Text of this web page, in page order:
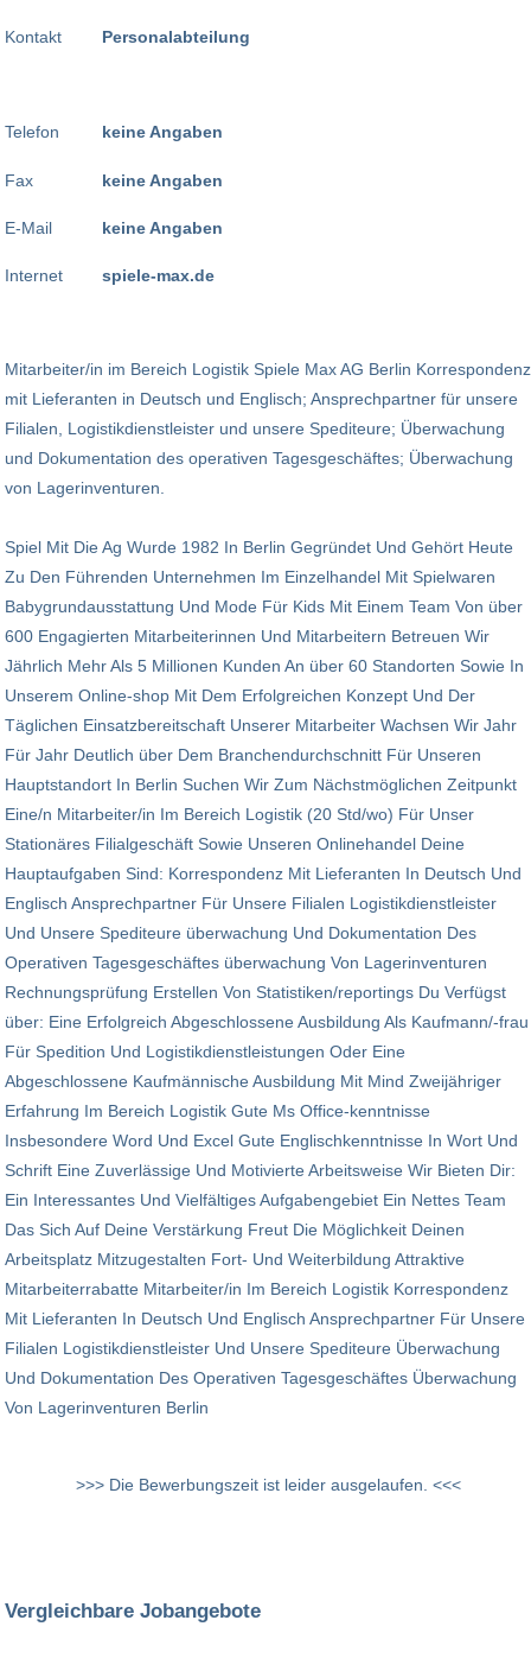
Kontakt
Telefon
Fax
E-Mail
Internet
Personalabteilung
keine Angaben
keine Angaben
keine Angaben
spiele-max.de
Mitarbeiter/in im Bereich Logistik Spiele Max AG Berlin Korrespondenz
mit Lieferanten in Deutsch und Englisch; Ansprechpartner für unsere
Filialen, Logistikdienstleister und unsere Spediteure; Überwachung
und Dokumentation des operativen Tagesgeschäftes; Überwachung
von Lagerinventuren.
Spiel Mit Die Ag Wurde 1982 In Berlin Gegründet Und Gehört Heute
Zu Den Führenden Unternehmen Im Einzelhandel Mit Spielwaren
Babygrundausstattung Und Mode Für Kids Mit Einem Team Von über
600 Engagierten Mitarbeiterinnen Und Mitarbeitern Betreuen Wir
Jährlich Mehr Als 5 Millionen Kunden An über 60 Standorten Sowie In
Unserem Online-shop Mit Dem Erfolgreichen Konzept Und Der
Täglichen Einsatzbereitschaft Unserer Mitarbeiter Wachsen Wir Jahr
Für Jahr Deutlich über Dem Branchendurchschnitt Für Unseren
Hauptstandort In Berlin Suchen Wir Zum Nächstmöglichen Zeitpunkt
Eine/n Mitarbeiter/in Im Bereich Logistik (20 Std/wo) Für Unser
Stationäres Filialgeschäft Sowie Unseren Onlinehandel Deine
Hauptaufgaben Sind: Korrespondenz Mit Lieferanten In Deutsch Und
Englisch Ansprechpartner Für Unsere Filialen Logistikdienstleister
Und Unsere Spediteure überwachung Und Dokumentation Des
Operativen Tagesgeschäftes überwachung Von Lagerinventuren
Rechnungsprüfung Erstellen Von Statistiken/reportings Du Verfügst
über: Eine Erfolgreich Abgeschlossene Ausbildung Als Kaufmann/-frau
Für Spedition Und Logistikdienstleistungen Oder Eine
Abgeschlossene Kaufmännische Ausbildung Mit Mind Zweijähriger
Erfahrung Im Bereich Logistik Gute Ms Office-kenntnisse
Insbesondere Word Und Excel Gute Englischkenntnisse In Wort Und
Schrift Eine Zuverlässige Und Motivierte Arbeitsweise Wir Bieten Dir:
Ein Interessantes Und Vielfältiges Aufgabengebiet Ein Nettes Team
Das Sich Auf Deine Verstärkung Freut Die Möglichkeit Deinen
Arbeitsplatz Mitzugestalten Fort- Und Weiterbildung Attraktive
Mitarbeiterrabatte Mitarbeiter/in Im Bereich Logistik Korrespondenz
Mit Lieferanten In Deutsch Und Englisch Ansprechpartner Für Unsere
Filialen Logistikdienstleister Und Unsere Spediteure Überwachung
Und Dokumentation Des Operativen Tagesgeschäftes Überwachung
Von Lagerinventuren Berlin
>>> Die Bewerbungszeit ist leider ausgelaufen. <<<
Vergleichbare Jobangebote